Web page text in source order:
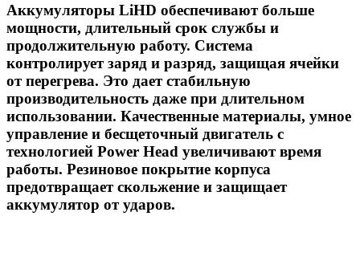
Аккумуляторы LiHD обеспечивают больше
мощности, длительный срок службы и
продолжительную работу. Система
контролирует заряд и разряд, защищая ячейки
от перегрева. Это дает стабильную
производительность даже при длительном
использовании. Качественные материалы, умное
управление и бесщеточный двигатель с
технологией Power Head увеличивают время
работы. Резиновое покрытие корпуса
предотвращает скольжение и защищает
аккумулятор от ударов.